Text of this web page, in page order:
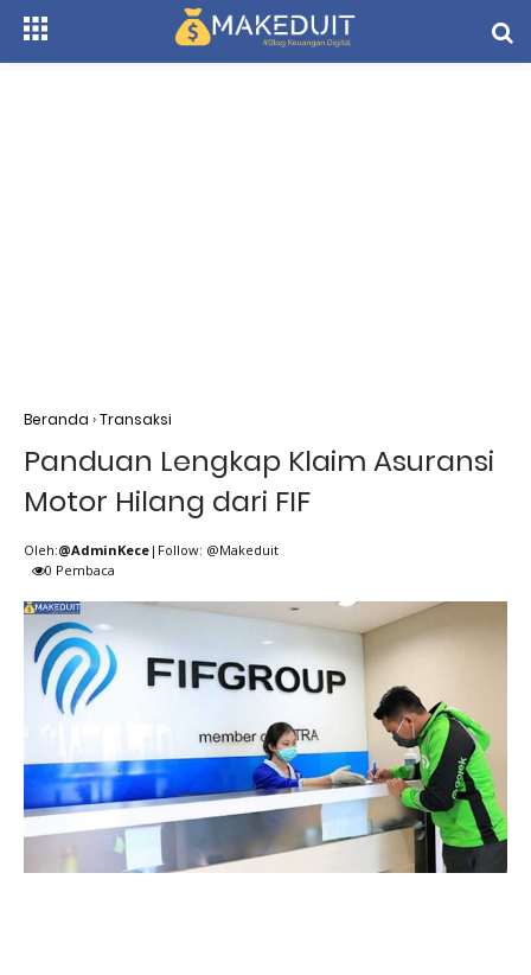
Beranda ›Transaksi
Panduan Lengkap Klaim Asuransi
Motor Hilang dari FIF
Oleh:@AdminKece |Follow: @Makeduit
0 Pembaca